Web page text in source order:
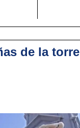
de la torre